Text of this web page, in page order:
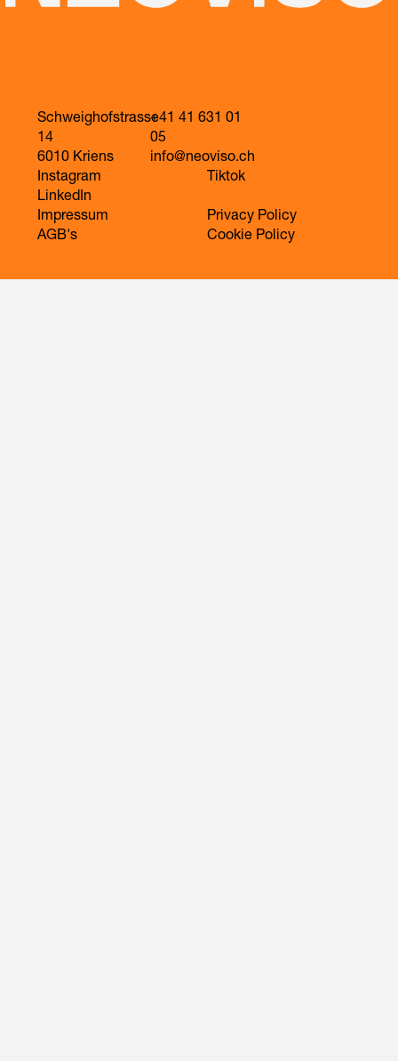
Schweighofstrasse
14
6010 Kriens
+41 41 631 01
05
info@neoviso.ch
Instagram
LinkedIn
Tiktok
Impressum
AGB's
Privacy Policy
Cookie Policy